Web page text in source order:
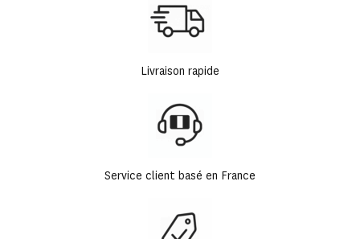
Livraison rapide
Service client basé en France